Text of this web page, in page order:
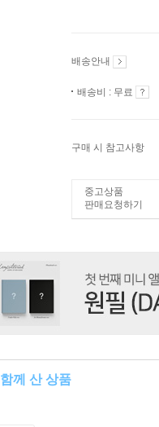
배송안내
배송비 : 무료
구매 시 참고사항
중고상품
판매요청하기
함께 산 상품